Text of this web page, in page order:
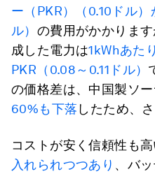
ー（PKR）（0.10ドル
ル） の費用がかかりま
成した電力は1kWhあた
PKR（0.08～0.11ドル）
の価格差は、中国製ソ
60%も下落 したため、
コストが安く信頼性も
入れられつつあり 、バ